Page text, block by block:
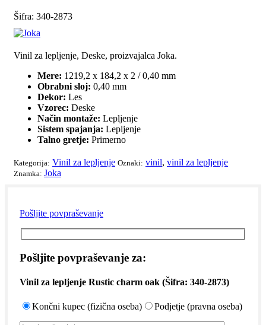
Šifra: 340-2873
Vinil za lepljenje, Deske, proizvajalca Joka.
Mere: 1219,2 x 184,2 x 2 / 0,40 mm
Obrabni sloj: 0,40 mm
Dekor: Les
Vzorec: Deske
Način montaže: Lepljenje
Sistem spajanja: Lepljenje
Talno gretje: Primerno
Kategorija: Vinil za lepljenje Oznaki: vinil, vinil za lepljenje
Znamka: Joka
Pošljite povpraševanje
Pošljite povpraševanje za:
Vinil za lepljenje Rustic charm oak (Šifra: 340-2873)
Končni kupec (fizična oseba) Podjetje (pravna oseba)